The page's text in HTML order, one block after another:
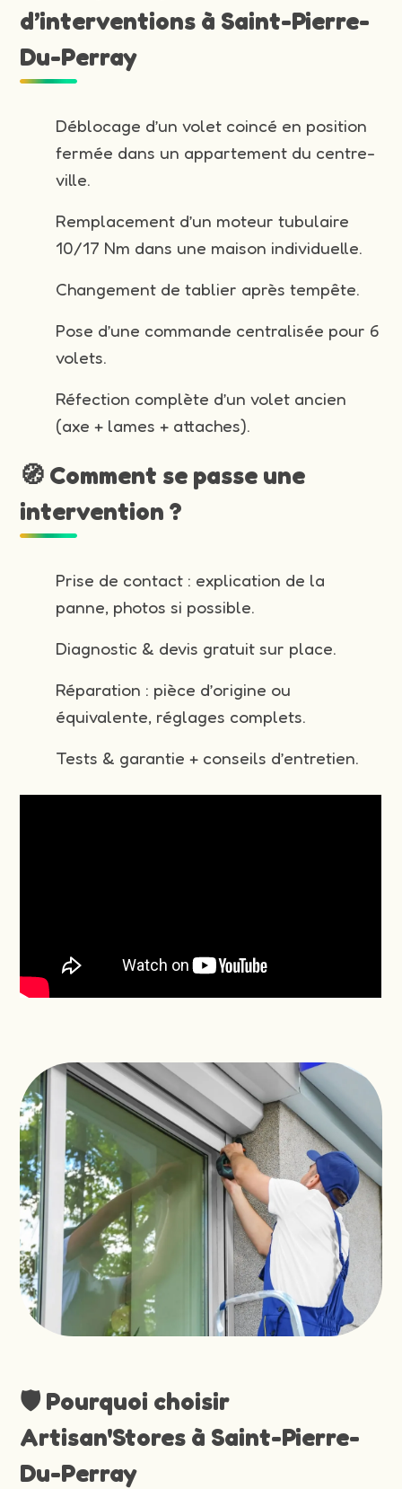
d’interventions à Saint-Pierre-
Du-Perray
Déblocage d’un volet coincé en position
fermée dans un appartement du centre-
ville.
Remplacement d’un moteur tubulaire
10/17 Nm dans une maison individuelle.
Changement de tablier après tempête.
Pose d’une commande centralisée pour 6
volets.
Réfection complète d’un volet ancien
(axe + lames + attaches).
🧭 Comment se passe une
intervention ?
Prise de contact : explication de la
panne, photos si possible.
Diagnostic & devis gratuit sur place.
Réparation : pièce d’origine ou
équivalente, réglages complets.
Tests & garantie + conseils d’entretien.
🛡️ Pourquoi choisir
Artisan'Stores à Saint-Pierre-
Du-Perray